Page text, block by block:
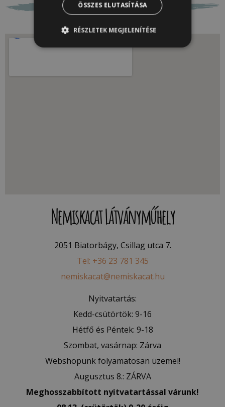
Nemiskacat Látványműhely
2051 Biatorbágy, Csillag utca 7.
Tel: +36 23 781 345
nemiskacat@nemiskacat.hu
Nyitvatartás:
Kedd-csütörtök: 9-16
Hétfő és Péntek: 9-18
Szombat, vasárnap: Zárva
Webshopunk folyamatosan üzemel!
Augusztus 8.: ZÁRVA
Meghosszabbított nyitvatartással várunk!
ÖSSZES ELUTASÍTÁSA
RÉSZLETEK MEGJELENÍTÉSE